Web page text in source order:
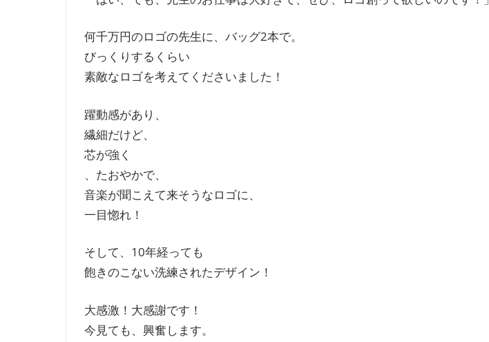
何千万円のロゴの先生に、バッグ2本で。
びっくりするくらい
素敵なロゴを考えてくださいました！
躍動感があり、
繊細だけど、
芯が強く
、たおやかで、
音楽が聞こえて来そうなロゴに、
一目惚れ！
そして、10年経っても
飽きのこない洗練されたデザイン！
大感激！大感謝です！
今見ても、興奮します。